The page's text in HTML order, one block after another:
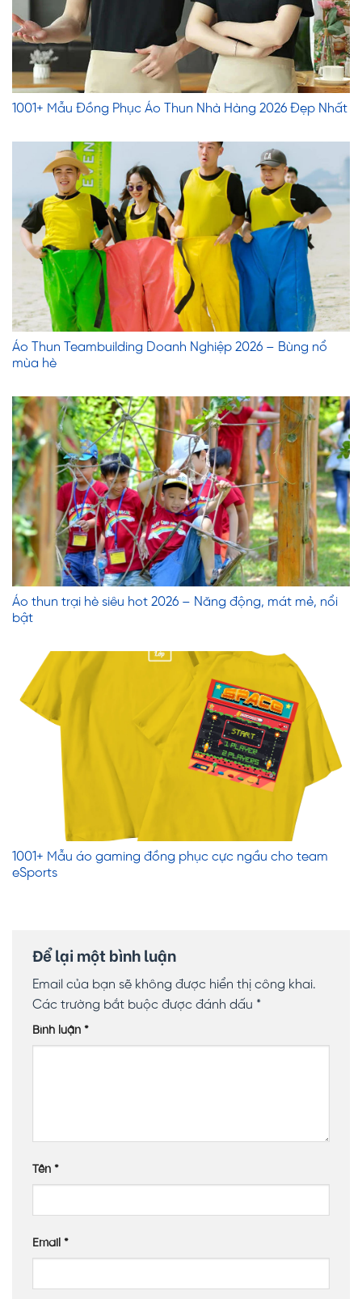
1001+ Mẫu Đồng Phục Áo Thun Nhà Hàng 2026 Đẹp Nhất
Áo Thun Teambuilding Doanh Nghiệp 2026 – Bùng nổ
mùa hè
Áo thun trại hè siêu hot 2026 – Năng động, mát mẻ, nổi
bật
1001+ Mẫu áo gaming đồng phục cực ngầu cho team
eSports
Để lại một bình luận
Email của bạn sẽ không được hiển thị công khai.
Các trường bắt buộc được đánh dấu *
Bình luận *
Tên *
Email *